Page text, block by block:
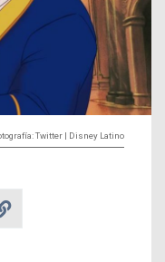
Twitter | Disney Latino